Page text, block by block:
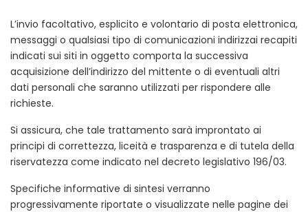
L’invio facoltativo, esplicito e volontario di posta elettronica,
messaggi o qualsiasi tipo di comunicazioni indirizzai recapiti
indicati sui siti in oggetto comporta la successiva
acquisizione dell’indirizzo del mittente o di eventuali altri
dati personali che saranno utilizzati per rispondere alle
richieste.
Si assicura, che tale trattamento sarà improntato ai
principi di correttezza, liceità e trasparenza e di tutela della
riservatezza come indicato nel decreto legislativo 196/03.
Specifiche informative di sintesi verranno
progressivamente riportate o visualizzate nelle pagine dei